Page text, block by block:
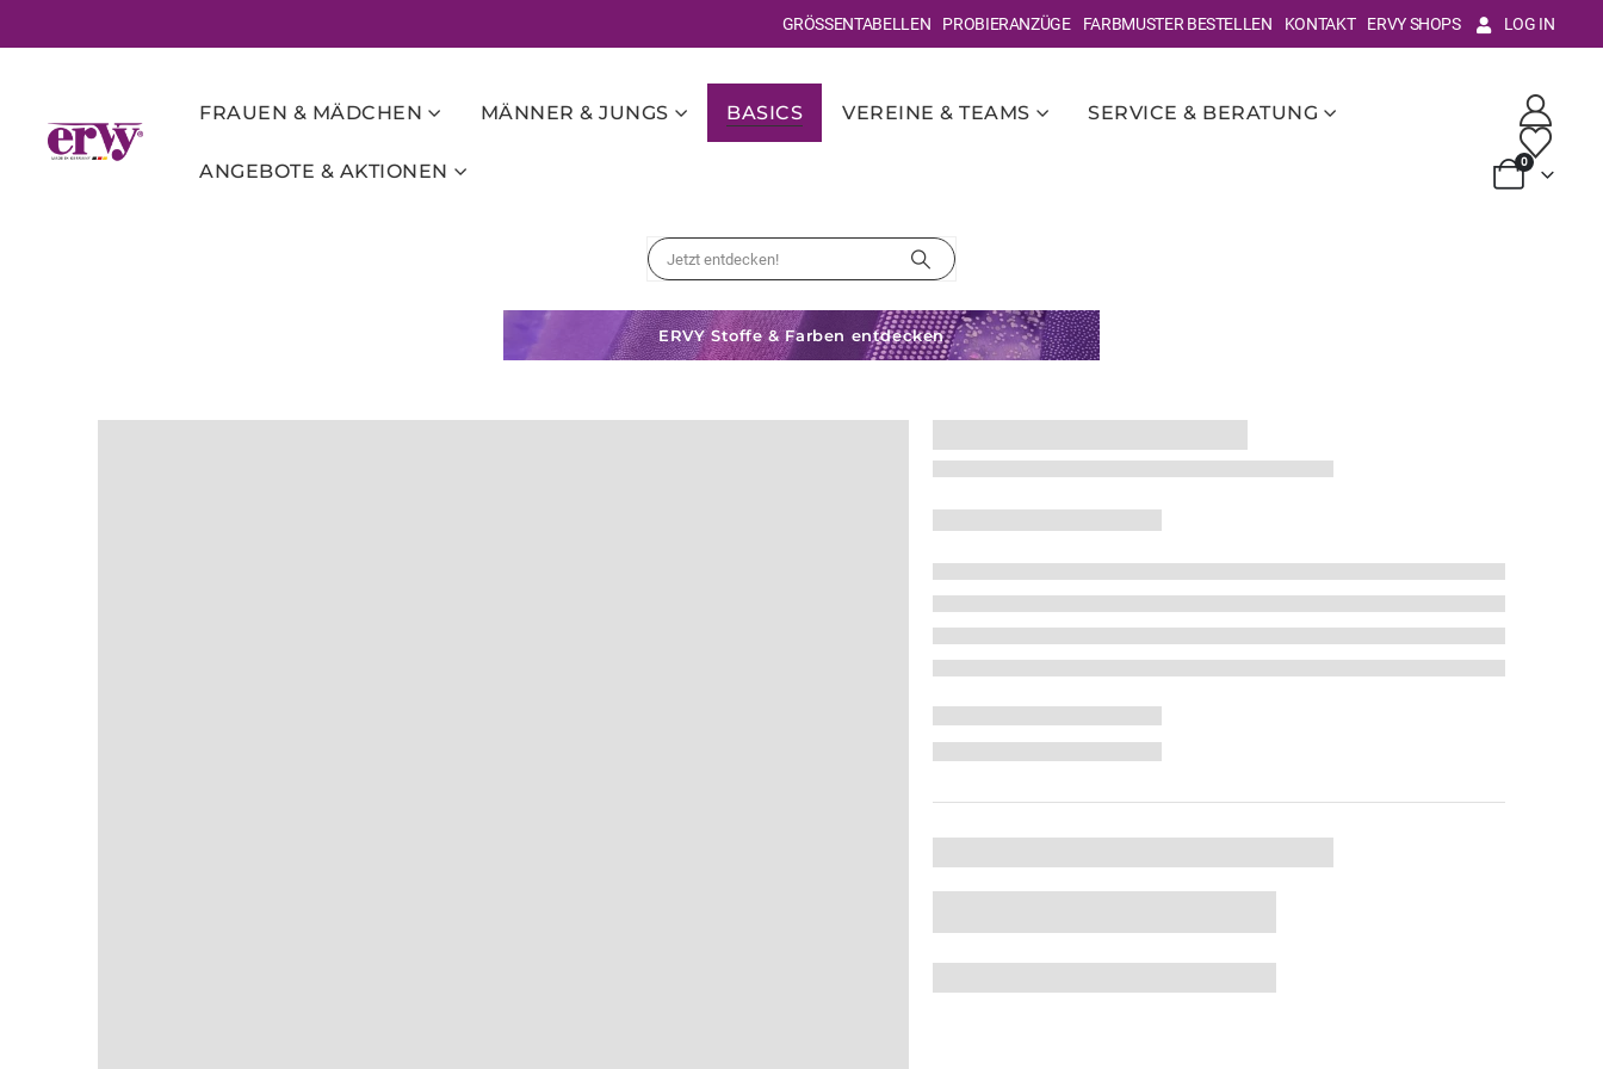
GRÖSSENTABELLEN PROBIERANZÜGE FARBMUSTER BESTELLEN KONTAKT ERVY SHOPS LOG IN
FRAUEN & MÄDCHEN MÄNNER & JUNGS BASICS VEREINE & TEAMS SERVICE & BERATUNG
ANGEBOTE & AKTIONEN 0
ERVY Stoffe & Farben entdecken